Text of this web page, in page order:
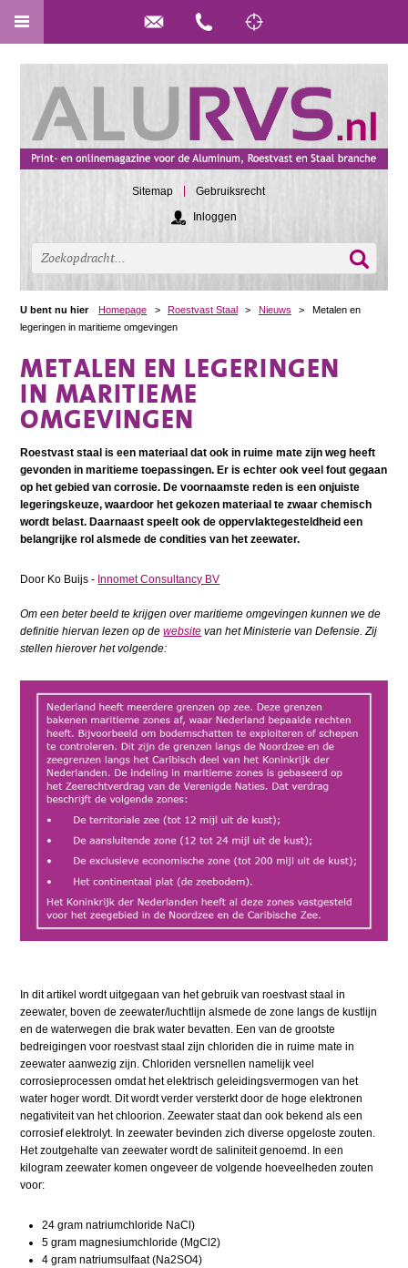
Sitemap
Gebruiksrecht
Inloggen
U bent nu hier Homepage > Roestvast Staal > Nieuws >
Metalen en
legeringen in maritieme omgevingen
METALEN EN LEGERINGEN
IN MARITIEME
OMGEVINGEN
Roestvast staal is een materiaal dat ook in ruime mate zijn weg heeft
gevonden in maritieme toepassingen. Er is echter ook veel fout gegaan
op het gebied van corrosie. De voornaamste reden is een onjuiste
legeringskeuze, waardoor het gekozen materiaal te zwaar chemisch
wordt belast. Daarnaast speelt ook de oppervlaktegesteldheid een
belangrijke rol alsmede de condities van het zeewater.
Door Ko Buijs - Innomet Consultancy BV
Om een beter beeld te krijgen over maritieme omgevingen kunnen we de
definitie hiervan lezen op dewebsite van het Ministerie van Defensie. Zij
stellen hierover het volgende:
In dit artikel wordt uitgegaan van het gebruik van roestvast staal in
zeewater, boven de zeewater/luchtlijn alsmede de zone langs de kustlijn
en de waterwegen die brak water bevatten. Een van de grootste
bedreigingen voor roestvast staal zijn chloriden die in ruime mate in
zeewater aanwezig zijn. Chloriden versnellen namelijk veel
corrosieprocessen omdat het elektrisch geleidingsvermogen van het
water hoger wordt. Dit wordt verder versterkt door de hoge elektronen
negativiteit van het chloorion. Zeewater staat dan ook bekend als een
corrosief elektrolyt. In zeewater bevinden zich diverse opgeloste zouten.
Het zoutgehalte van zeewater wordt de saliniteit genoemd. In een
kilogram zeewater komen ongeveer de volgende hoeveelheden zouten
voor:
24 gram natriumchloride NaCl)
5 gram magnesiumchloride (MgCl2)
4 gram natriumsulfaat (Na2SO4)